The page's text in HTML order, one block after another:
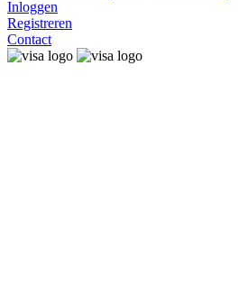
Inloggen
Registreren
Contact